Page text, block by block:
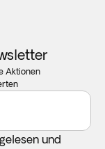
Aktionen
gelesen und